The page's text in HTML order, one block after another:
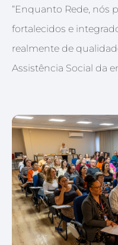
“Enquanto Rede, nós
fortalecidos e
realmente de
Assistência Social da